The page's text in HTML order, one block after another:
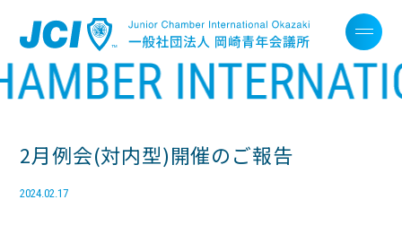
2月例会(対内型)開催のご報告
2024.02.17